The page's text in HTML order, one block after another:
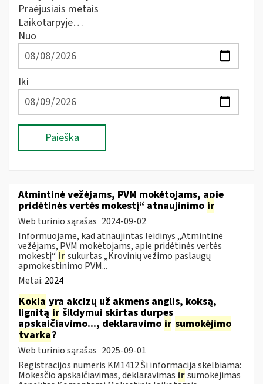
Praėjusiais metais
Laikotarpyje…
Nuo
Iki
Paieška
Atmintinė vežėjams, PVM mokėtojams, apie
pridėtinės vertės mokestį“ atnaujinimo ir
Web turinio sąrašas 2024-09-02
Informuojame, kad atnaujintas leidinys „Atmintinė
vežėjams, PVM mokėtojams, apie pridėtinės vertės
mokestį“ irsukurtas „Krovinių vežimo paslaugų
apmokestinimo PVM...
Metai: 2024
Kokia yra akcizų už akmens anglis, koksą,
lignitą ir šildymui skirtas durpes
apskaičiavimo..., deklaravimo ir sumokėjimo
tvarka?
Web turinio sąrašas 2025-09-01
Registracijos numeris KM1412 Ši informacija skelbiama:
Mokesčio apskaičiavimas, deklaravimas irsumokėjimas